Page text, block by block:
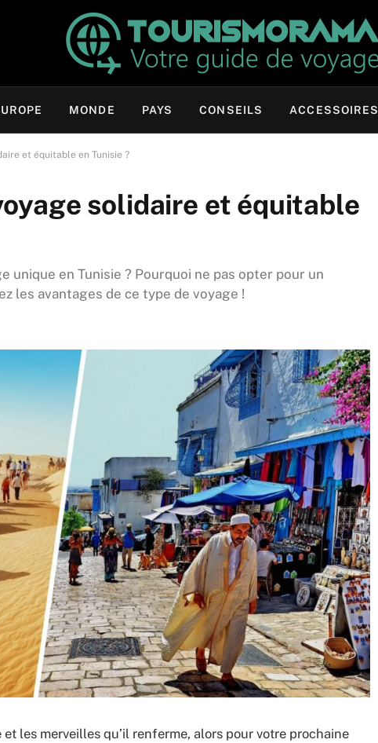
MONDE PAYS CONSEILS ACCESSOIRES
et équitable en Tunisie ?
solidaire et équitable
unique en Tunisie ? Pourquoi ne pas opter pour un
les avantages de ce type de voyage !
les merveilles qu’il renferme, alors pour votre prochaine